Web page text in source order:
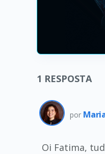
1 RESPOSTA
por
Oi Fatima,